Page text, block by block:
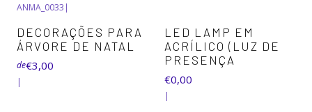
ANMA_0033 |
DECORAÇÕES PARA
ÁRVORE DE NATAL
de€3,00
|
Esgotado
LED LAMP EM
ACRÍLICO (LUZ DE
PRESENÇA
€0,00
|